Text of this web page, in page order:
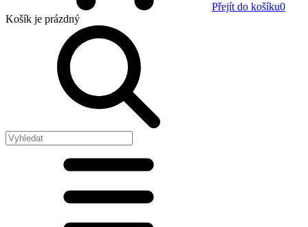
Přejít do košíku0
Košík je prázdný